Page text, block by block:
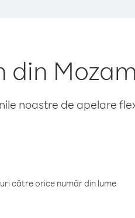
din
noastre de apelare
către orice număr din lume